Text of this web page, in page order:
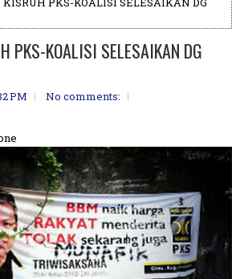
PKS-KOALISI SELESAIKAN DG
PM No comments: